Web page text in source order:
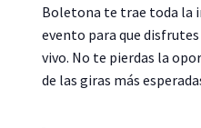
Boletona te trae toda la
evento para que
vivo. No te pierdas la
de las giras más